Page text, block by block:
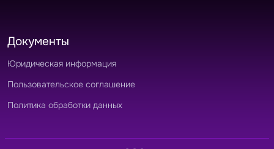
Документы
Юридическая информация
Пользовательское соглашение
Политика обработки данных